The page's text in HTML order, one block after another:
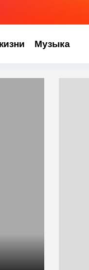
Музыка